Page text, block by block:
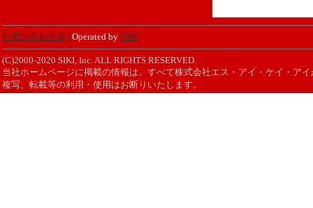
お問い合わせ先 Operated by SIKI
(C)2000-2020 SIKI, Inc. ALL RIGHTS RESERVED.
当社ホームページに掲載の情報は、すべて株式会社エス・アイ・ケイ・ア
複写、転載等の利用・使用はお断りいたします。